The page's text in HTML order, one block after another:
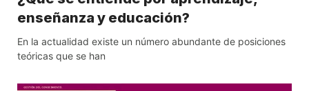
enseñanza y educación?
En la actualidad existe un número abundante de posiciones
teóricas que se han